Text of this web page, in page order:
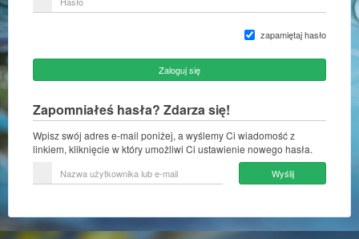
e-
zapamiętaj hasło
Zaloguj się
Zapomniałeś hasła? Zdarza się!
Wpisz swój adres e-mail poniżej, a wyślemy Ci wiadomość z
linkiem, kliknięcie w który umożliwi Ci ustawienie nowego hasła.
użytkownika
mail
Wyślij